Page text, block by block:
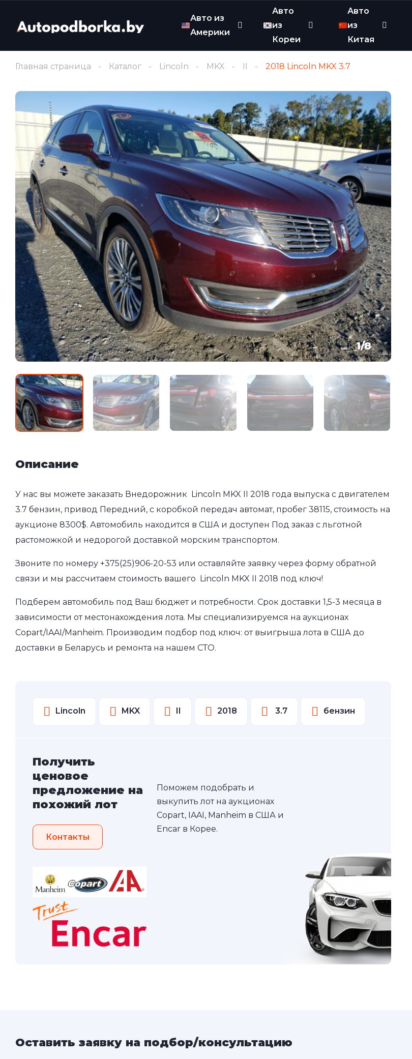
Авто из
Америки
Авто
из
Кореи
Авто
из
Китая
Главная страница Каталог Lincoln MKX II 2018 Lincoln MKX 3.7
1/8
Описание
У нас вы можете заказать Внедорожник Lincoln MKX II 2018 года выпуска с двигателем
3.7 бензин, привод Передний, с коробкой передач автомат, пробег 38115, стоимость на
аукционе 8300$. Автомобиль находится в США и доступен Под заказ с льготной
растоможкой и недорогой доставкой морским транспортом.
Звоните по номеру +375(25)906-20-53 или оставляйте заявку через форму обратной
связи и мы рассчитаем стоимость вашего Lincoln MKX II 2018 под ключ!
Подберем автомобиль под Ваш бюджет и потребности. Срок доставки 1,5-3 месяца в
зависимости от местонахождения лота. Мы специализируемся на аукционах
Copart/IAAI/Manheim. Производим подбор под ключ: от выигрыша лота в США до
доставки в Беларусь и ремонта на нашем СТО.
Lincoln MKX II 2018 3.7 бензин
Получить
ценовое
предложение на
похожий лот
Контакты
Поможем подобрать и
выкупить лот на аукционах
Copart, IAAI, Manheim в США и
Encar в Корее.
Оставить заявку на подбор/консультацию